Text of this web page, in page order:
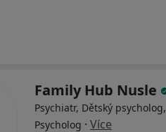
Family Hub Nusle
Psychiatr, Dětský psycholog,
Psycholog · Více